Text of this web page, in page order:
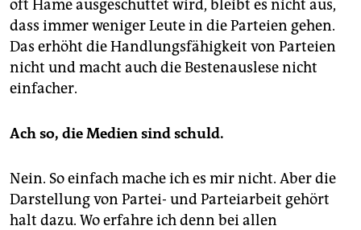
oft Häme ausgeschüttet wird, bleibt es nicht aus,
dass immer weniger Leute in die Parteien gehen.
Das erhöht die Handlungsfähigkeit von Parteien
nicht und macht auch die Bestenauslese nicht
einfacher.
Ach so, die Medien sind schuld.
Nein. So einfach mache ich es mir nicht. Aber die
Darstellung von Partei- und Parteiarbeit gehört
halt dazu. Wo erfahre ich denn bei allen